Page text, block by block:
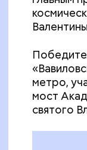
метро,
мост
святого